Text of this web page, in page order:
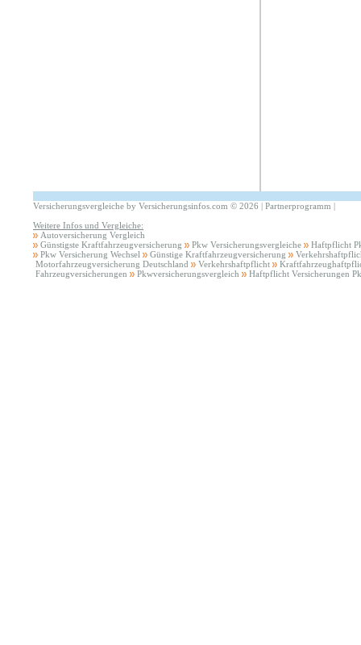
Versicherungsvergleiche by Versicherungsinfos.com © 2026 | Partnerprogramm |
Weitere Infos und Vergleiche:
Autoversicherung Vergleich
Günstigste Kraftfahrzeugversicherung
Pkw Versicherungsvergleiche
Haftpflicht
Pkw Versicherung Wechsel
Günstige Kraftfahrzeugversicherung
Motorfahrzeugversicherung Deutschland
Verkehrshaftpflicht
Fahrzeugversicherungen
Pkwversicherungsvergleich Haftpflicht Versicherungen